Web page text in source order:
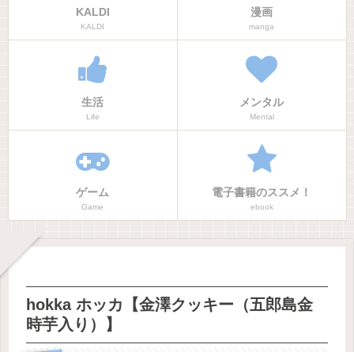
KALDI
KALDI
漫画
manga
生活
Life
メンタル
Mental
ゲーム
Game
電子書籍のススメ！
ebook
hokka ホッカ【金澤クッキー（五郎島金
時芋入り）】